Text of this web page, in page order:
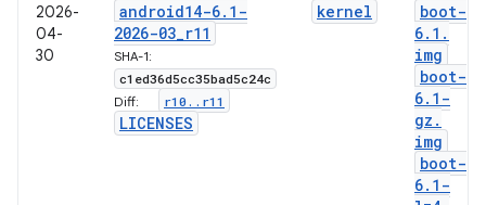
2026-
04-
30
android14-6. 1-
2026-03_r11
SHA-1:
c1ed36d5cc35bad5c24c
Diff: r10 . . r11
LICENSES
kernel
boot-
6. 1 .
img
boot-
6. 1-
gz .
img
boot-
6. 1-